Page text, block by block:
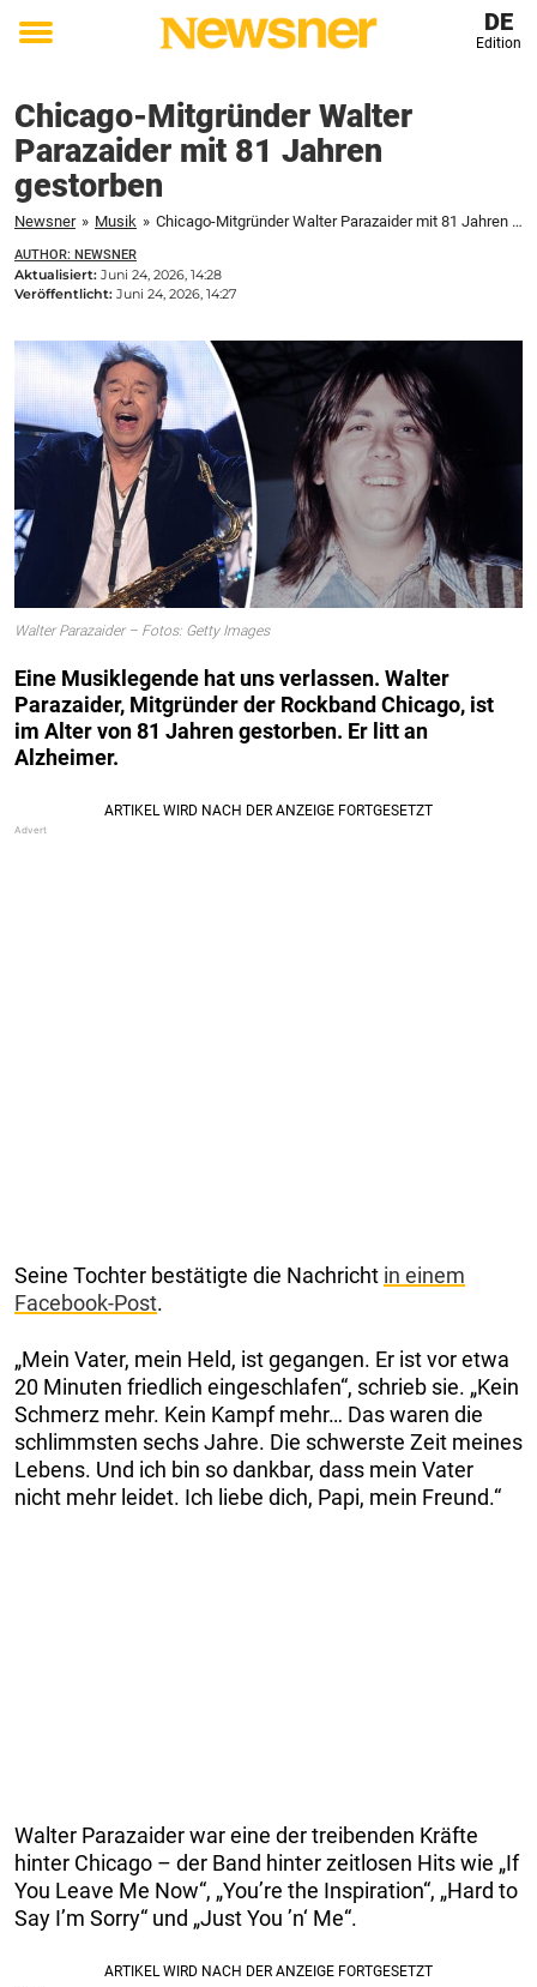
Toggle
DE
Edition
Chicago-Mitgründer Walter
Parazaider mit 81 Jahren
gestorben
Newsner » Musik » Chicago-Mitgründer Walter Parazaider mit 81 Jahren gestorben
AUTHOR: NEWSNER
Aktualisiert: Juni 24, 2026, 14:28
Veröffentlicht: Juni 24, 2026, 14:27
Walter Parazaider – Fotos: Getty Images
Eine Musiklegende hat uns verlassen. Walter
Parazaider, Mitgründer der Rockband Chicago, ist
im Alter von 81 Jahren gestorben. Er litt an
Alzheimer.
Seine Tochter bestätigte die Nachricht in einem
Facebook-Post.
„Mein Vater, mein Held, ist gegangen. Er ist vor etwa
20 Minuten friedlich eingeschlafen“, schrieb sie. „Kein
Schmerz mehr. Kein Kampf mehr… Das waren die
schlimmsten sechs Jahre. Die schwerste Zeit meines
Lebens. Und ich bin so dankbar, dass mein Vater
nicht mehr leidet. Ich liebe dich, Papi, mein Freund.“
Walter Parazaider war eine der treibenden Kräfte
hinter Chicago – der Band hinter zeitlosen Hits wie „If
You Leave Me Now“, „You’re the Inspiration“, „Hard to
Say I’m Sorry“ und „Just You ’n‘ Me“.